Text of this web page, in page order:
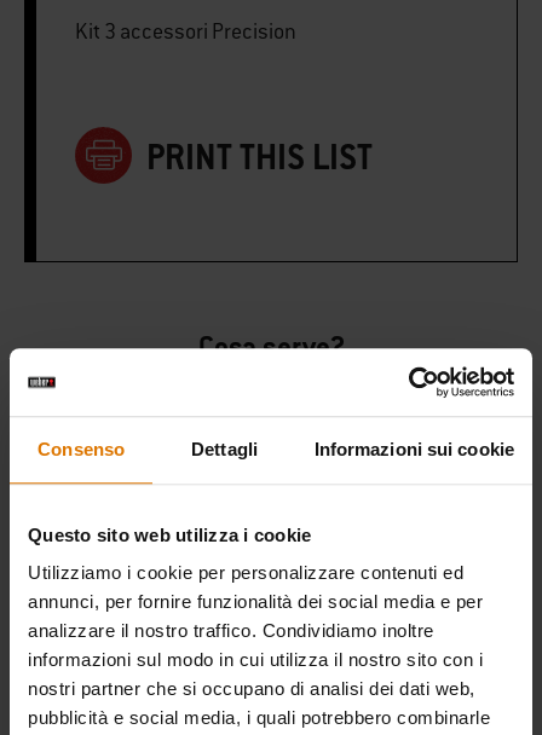
Consenso Dettagli Informazioni sui cookie
Questo sito web utilizza i cookie
Utilizziamo i cookie per personalizzare contenuti ed
annunci, per fornire funzionalità dei social media e per
analizzare il nostro traffico. Condividiamo inoltre
informazioni sul modo in cui utilizza il nostro sito con i
nostri partner che si occupano di analisi dei dati web,
pubblicità e social media, i quali potrebbero combinarle
Kit 3 accessori Precision
PRINT THIS LIST
Cosa serve?
Accessori
raccomandati
Barbecue a
carbone
Summit®
Kamado S6
Grill Center
Miscela di
chips per
carne di
pollame
Visualizza